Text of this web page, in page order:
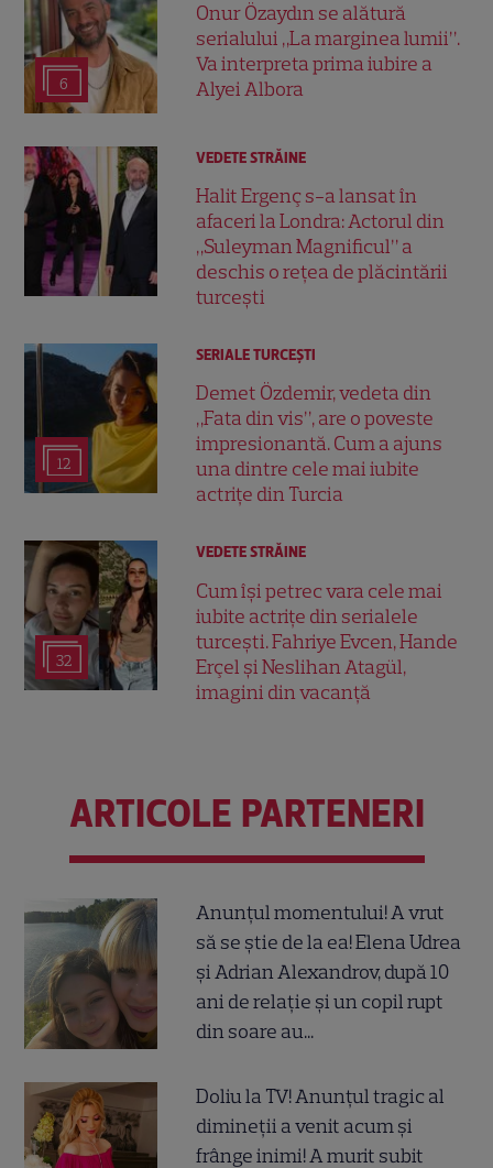
6
Onur Özaydın se alătură
serialului „La marginea lumii”.
Va interpreta prima iubire a
Alyei Albora
VEDETE STRĂINE
Halit Ergenç s-a lansat în
afaceri la Londra: Actorul din
„Suleyman Magnificul” a
deschis o rețea de plăcintării
turcești
12
SERIALE TURCEŞTI
Demet Özdemir, vedeta din
„Fata din vis”, are o poveste
impresionantă. Cum a ajuns
una dintre cele mai iubite
actrițe din Turcia
32
VEDETE STRĂINE
Cum își petrec vara cele mai
iubite actrițe din serialele
turcești. Fahriye Evcen, Hande
Erçel și Neslihan Atagül,
imagini din vacanță
ARTICOLE PARTENERI
Anunțul momentului! A vrut
să se știe de la ea! Elena Udrea
și Adrian Alexandrov, după 10
ani de relație și un copil rupt
din soare au...
Doliu la TV! Anunțul tragic al
dimineții a venit acum și
frânge inimi! A murit subit